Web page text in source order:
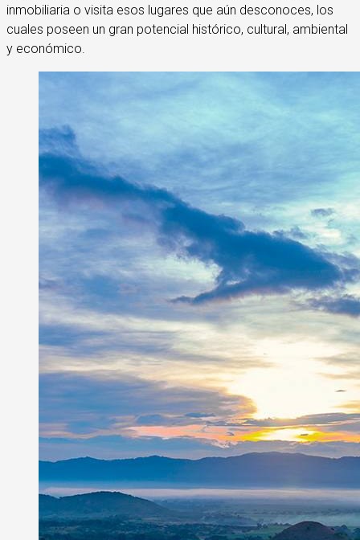
inmobiliaria o visita esos lugares que aún desconoces, los
cuales poseen un gran potencial histórico, cultural, ambiental
y económico.